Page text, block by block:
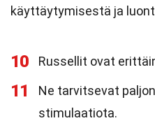
käyttäytymisestä ja
10 Russellit ovat
11
Ne tarvitsevat
stimulaatiota.